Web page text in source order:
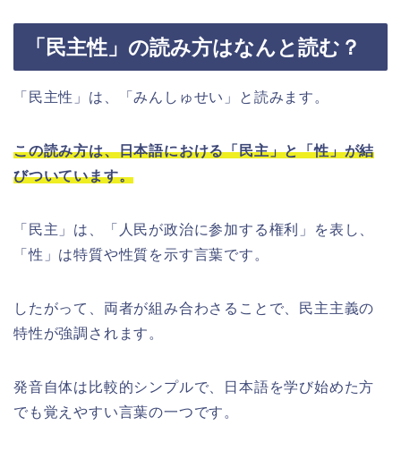
「民主性」の読み方はなんと読む？
「民主性」は、「みんしゅせい」と読みます。
この読み方は、日本語における「民主」と「性」が結
びついています。
「民主」は、「人民が政治に参加する権利」を表し、
「性」は特質や性質を示す言葉です。
したがって、両者が組み合わさることで、民主主義の
特性が強調されます。
発音自体は比較的シンプルで、日本語を学び始めた方
でも覚えやすい言葉の一つです。